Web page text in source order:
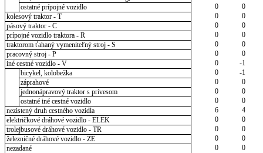
ostatné prípojné vozidlo
0
0
kolesový traktor - T
0
0
pásový traktor - C
0
0
prípojné vozidlo traktora - R
0
0
traktorom ťahaný vymeniteľný stroj - S
0
0
pracovný stroj - P
0
0
iné cestné vozidlo - V
0
-1
bicykel, kolobežka
0
-1
záprahové
0
0
jednonápravový traktor s prívesom
0
0
ostatné iné cestné vozidlo
0
0
nezistený druh cestného vozidla
6
4
električkové dráhové vozidlo - ELEK
0
0
trolejbusové dráhové vozidlo - TR
0
0
železničné dráhové vozidlo - ZE
0
0
nezadané
0 0